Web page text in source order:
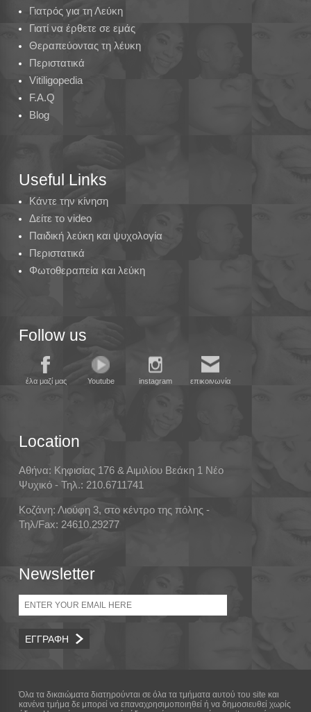
Γιατρός για τη Λεύκη
Γιατί να έρθετε σε εμάς
Θεραπεύοντας τη λέυκη
Περιστατικά
Vitiligopedia
F.A.Q
Blog
Useful Links
Κάντε την κίνηση
Δείτε το video
Παιδική λεύκη και ψυχολογία
Περιστατικά
Φωτοθεραπεία και λεύκη
Follow us
έλα μαζί μας Youtube instagram επικοινωνία
Location
Αθήνα: Κηφισίας 176 & Αιμιλίου Βεάκη 1 Νέο
Ψυχικό - Τηλ.: 210.6711741
Κοζάνη: Λιούφη 3, στο κέντρο της πόλης -
Τηλ/Fax: 24610.29277
Newsletter
Email
Όλα τα δικαιώματα διατηρούνται σε όλα τα τμήματα αυτού του site και
κανένα τμήμα δε μπορεί να επαναχρησιμοποιηθεί ή να δημοσιευθεί χωρίς